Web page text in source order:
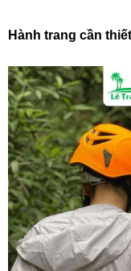
Hành trang cần